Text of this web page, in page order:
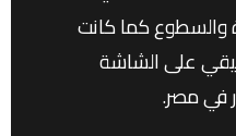
كما كانت
على الشاشة
في مصر.